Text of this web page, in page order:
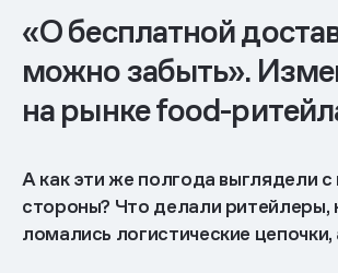
«О бесплатной
можно забыть».
на рынке food-
А как эти же полгода выглядели
стороны? Что делали ритейлеры,
ломались логистические